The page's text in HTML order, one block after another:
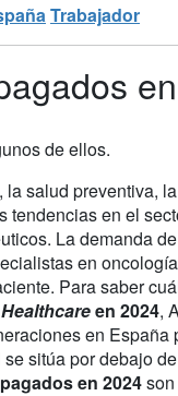
Trabajador
de ellos.
salud preventiva,
tendencias en el
La demanda
en
Para saber
en 2024,
en
sitúa por debajo
en 2024